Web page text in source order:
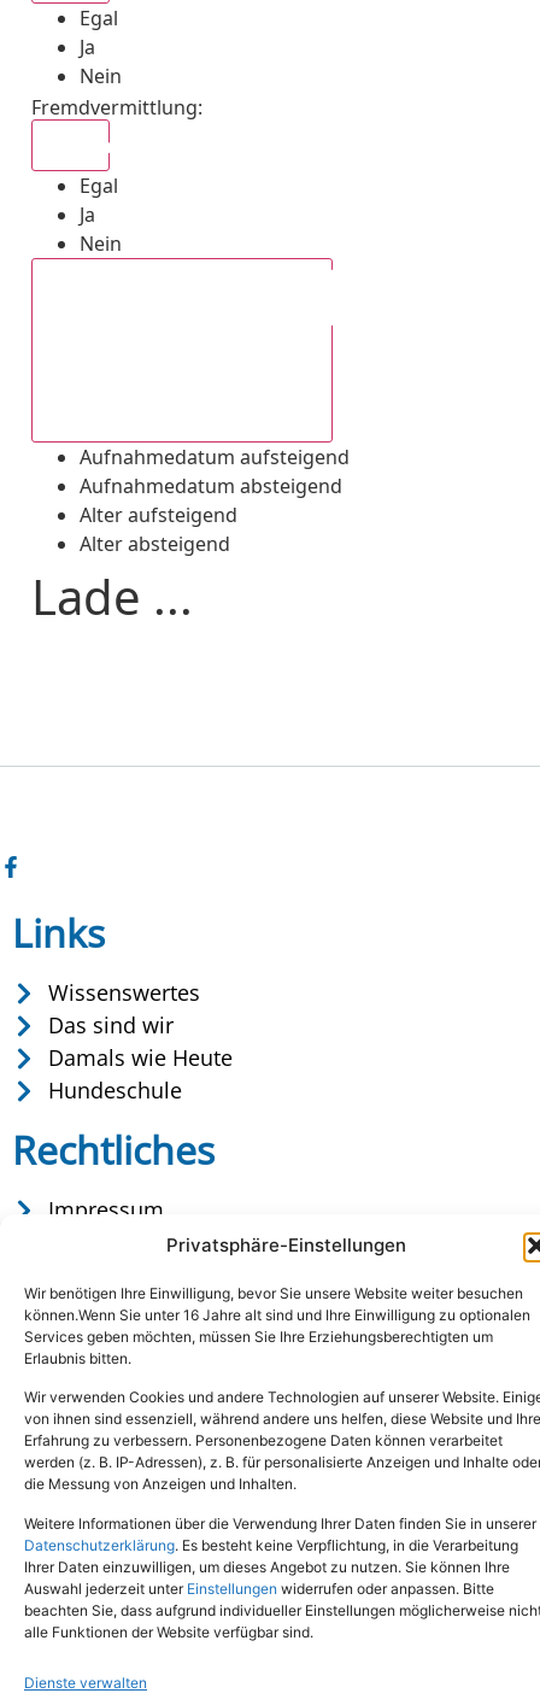
Privatsphäre-Einstellungen
Wir benötigen Ihre Einwilligung, bevor Sie unsere Website weiter besuchen
können.Wenn Sie unter 16 Jahre alt sind und Ihre Einwilligung zu optionalen
Services geben möchten, müssen Sie Ihre Erziehungsberechtigten um
Erlaubnis bitten.
Wir verwenden Cookies und andere Technologien auf unserer Website.
von ihnen sind essenziell, während andere uns helfen, diese Website und Ihre
Erfahrung zu verbessern. Personenbezogene Daten können verarbeitet
werden (z. B. IP-Adressen), z. B. für personalisierte Anzeigen und Inhalte
die Messung von Anzeigen und Inhalten.
Weitere Informationen über die Verwendung Ihrer Daten finden Sie in unserer
Datenschutzerklärung. Es besteht keine Verpflichtung, in die Verarbeitung
Ihrer Daten einzuwilligen, um dieses Angebot zu nutzen. Sie können Ihre
Auswahl jederzeit unter Einstellungen widerrufen oder anpassen. Bitte
beachten Sie, dass aufgrund individueller Einstellungen möglicherweise
alle Funktionen der Website verfügbar sind.
Dienste verwalten
Egal
Ja
Nein
Fremdvermittlung:
Egal
Ja
Nein
Aufnahmedatum aufsteigend
Aufnahmedatum absteigend
Alter aufsteigend
Alter absteigend
Lade ...
Links
Wissenswertes
Das sind wir
Damals wie Heute
Hundeschule
Rechtliches
Impressum
Datenschutz
Copyright © 2024. Alle Rechte vorbehalten.
Tel.: (02651) - 77438info@tierheim-mayen.de
In der Pluns 1, 56727 Mayen